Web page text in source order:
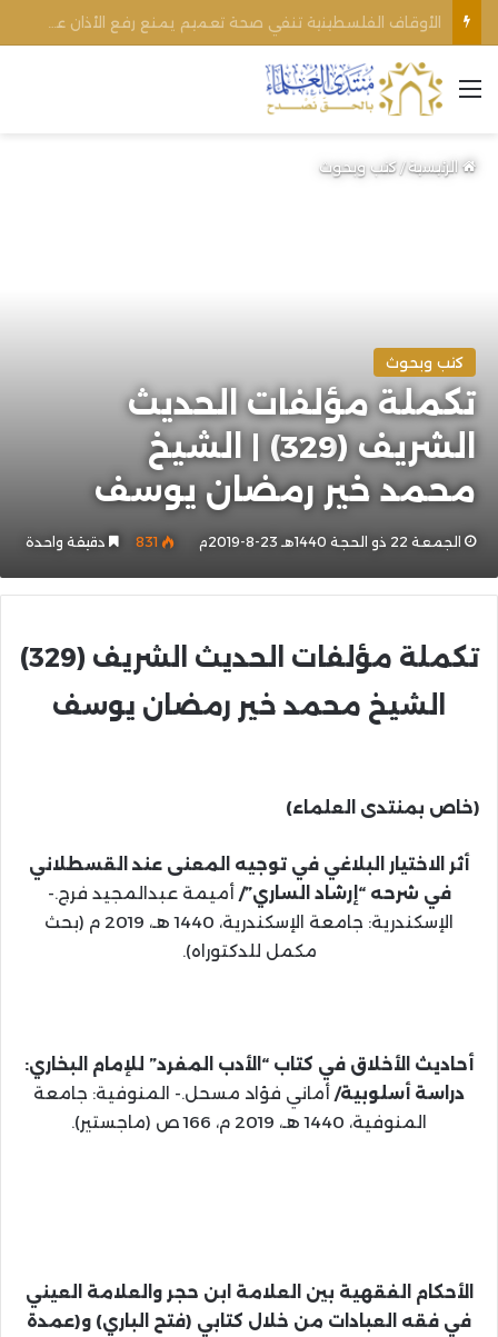
القائمة
الرئيسية/كتب وبحوث
كتب وبحوث
تكملة مؤلفات الحديث
الشريف (329) | الشيخ
محمد خير رمضان يوسف
الجمعة 22 ذو الحجة 1440هـ 23-8-2019م 831 دقيقة واحدة
تكملة مؤلفات الحديث الشريف (329)
الشيخ محمد خير رمضان يوسف
(خاص بمنتدى العلماء)
أثر الاختيار البلاغي في توجيه المعنى عند القسطلاني
في شرحه “إرشاد الساري”/أميمة عبدالمجيد فرج.-
الإسكندرية: جامعة الإسكندرية، 1440 هـ، 2019 م (بحث
مكمل للدكتوراه).
أحاديث الأخلاق في كتاب “الأدب المفرد” للإمام البخاري:
دراسة أسلوبية/ أماني فؤاد مسحل.- المنوفية: جامعة
المنوفية، 1440 هـ، 2019 م، 166 ص (ماجستير).
الأحكام الفقهية بين العلامة ابن حجر والعلامة العيني
في فقه العبادات من خلال كتابي (فتح الباري) و(عمدة